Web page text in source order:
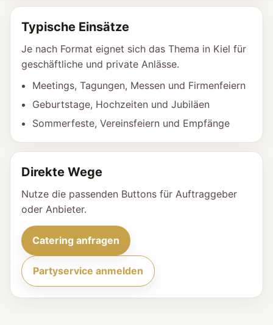
Typische Einsätze
Je nach Format eignet sich das Thema in Kiel für
geschäftliche und private Anlässe.
Meetings, Tagungen, Messen und Firmenfeiern
Geburtstage, Hochzeiten und Jubiläen
Sommerfeste, Vereinsfeiern und Empfänge
Direkte Wege
Nutze die passenden Buttons für Auftraggeber
oder Anbieter.
Catering anfragen
Partyservice anmelden